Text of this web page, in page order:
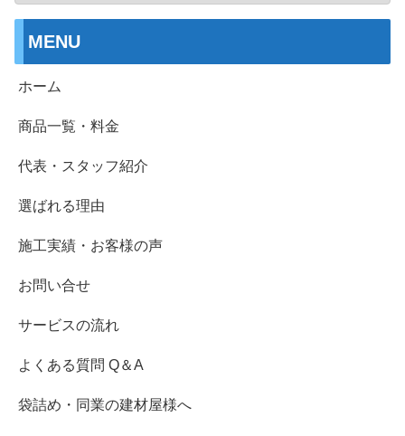
MENU
ホーム
商品一覧・料金
代表・スタッフ紹介
選ばれる理由
施工実績・お客様の声
お問い合せ
サービスの流れ
よくある質問 Q＆A
袋詰め・同業の建材屋様へ